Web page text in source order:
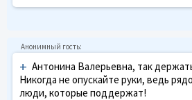
+ Антонина Валерьевна, так
Никогда не опускайте руки, ведь
люди, которые поддержат!